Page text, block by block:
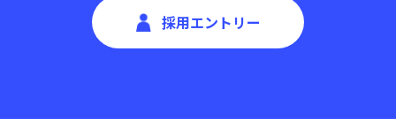
採用エントリー